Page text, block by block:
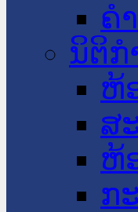
ຄໍ
ນິຕິກໍ
ຫ້
ສ
ຫ້
ກ